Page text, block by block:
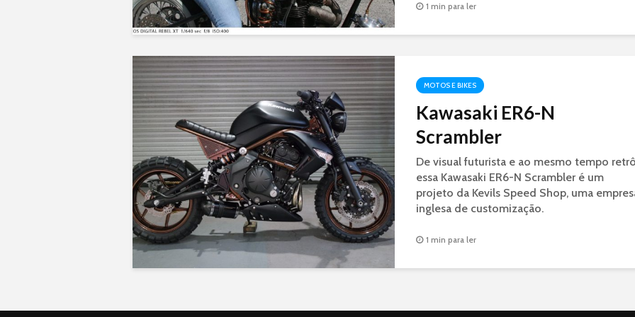
1 min para ler
MOTOS E BIKES
Kawasaki ER6-N
Scrambler
De visual futurista e ao mesmo tempo
essa Kawasaki ER6-N Scrambler é um
projeto da Kevils Speed Shop, uma
inglesa de customização.
1 min para ler